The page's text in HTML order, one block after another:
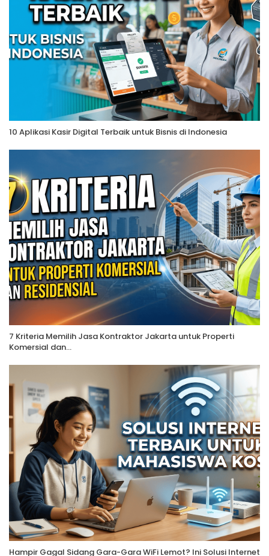
10 Aplikasi Kasir Digital Terbaik untuk Bisnis di Indonesia
7 Kriteria Memilih Jasa Kontraktor Jakarta untuk Properti
Komersial dan…
Hampir Gagal Sidang Gara-Gara WiFi Lemot? Ini Solusi Internet